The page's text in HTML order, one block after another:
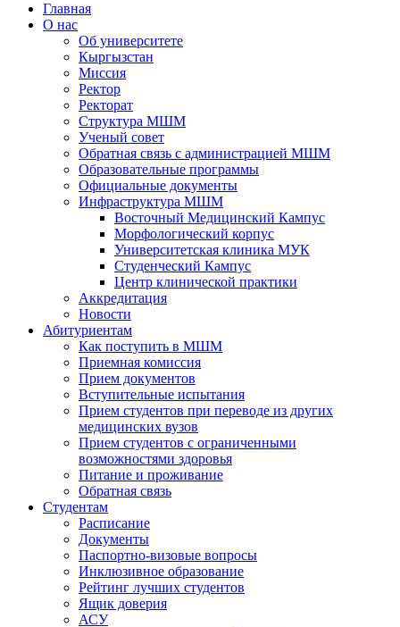
Главная
О нас
Об университете
Кыргызстан
Миссия
Ректор
Ректорат
Структура МШМ
Ученый совет
Обратная связь с администрацией МШМ
Образовательные программы
Официальные документы
Инфраструктура МШМ
Восточный Медицинский Кампус
Морфологический корпус
Университетская клиника МУК
Студенческий Кампус
Центр клинической практики
Аккредитация
Новости
Абитуриентам
Как поступить в МШМ
Приемная комиссия
Прием документов
Вступительные испытания
Прием студентов при переводе из других
медицинских вузов
Прием студентов с ограниченными
возможностями здоровья
Питание и проживание
Обратная связь
Студентам
Расписание
Документы
Паспортно-визовые вопросы
Инклюзивное образование
Рейтинг лучших студентов
Ящик доверия
АСУ